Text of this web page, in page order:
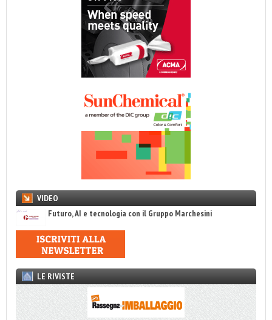
VIDEO
Futuro, AI e tecnologia con il Gruppo Marchesini
LE RIVISTE